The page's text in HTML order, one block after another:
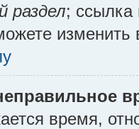
раздел; ссылка
изменить
время,